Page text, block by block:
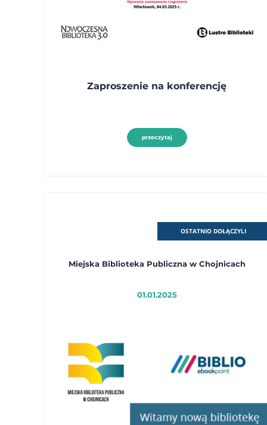
Zaproszenie na konferencję
przeczytaj
OSTATNIO DOŁĄCZYLI
Miejska Biblioteka Publiczna w Chojnicach
01.01.2025